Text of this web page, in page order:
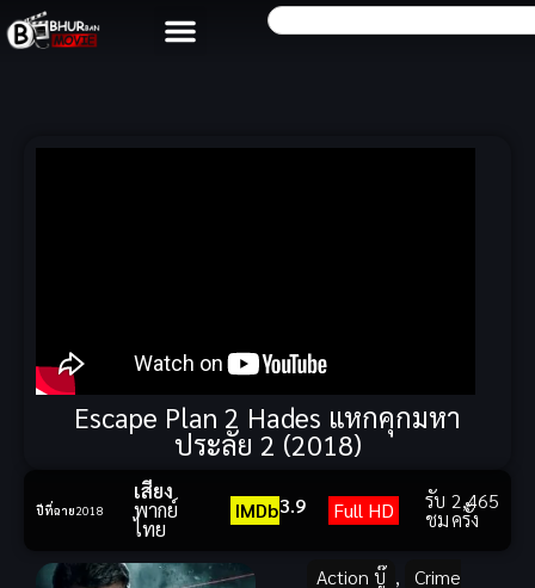
Escape Plan 2 Hades แหกคุกมหา
ประลัย 2 (2018)
ปีที่ฉาย2018
เสียง
พากย์
ไทย
IMDb3.9 Full HD รับ
ชม
2,465
ครั้ง
Action บู๊ ,
Crime